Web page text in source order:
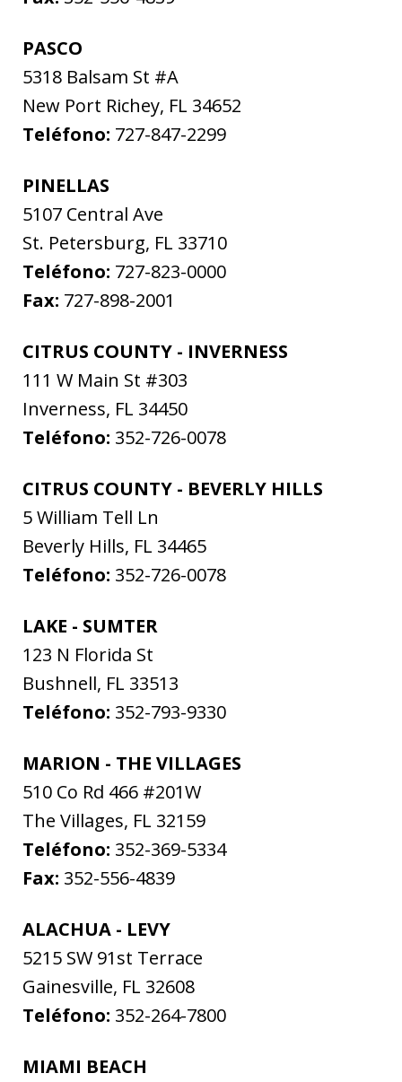
PASCO
5318 Balsam St #A
New Port Richey, FL 34652
Teléfono: 727-847-2299
PINELLAS
5107 Central Ave
St. Petersburg, FL 33710
Teléfono: 727-823-0000
Fax: 727-898-2001
CITRUS COUNTY - INVERNESS
111 W Main St #303
Inverness, FL 34450
Teléfono: 352-726-0078
CITRUS COUNTY - BEVERLY HILLS
5 William Tell Ln
Beverly Hills, FL 34465
Teléfono: 352-726-0078
LAKE - SUMTER
123 N Florida St
Bushnell, FL 33513
Teléfono: 352-793-9330
MARION - THE VILLAGES
510 Co Rd 466 #201W
The Villages, FL 32159
Teléfono: 352-369-5334
Fax: 352-556-4839
ALACHUA - LEVY
5215 SW 91st Terrace
Gainesville, FL 32608
Teléfono: 352-264-7800
MIAMI BEACH